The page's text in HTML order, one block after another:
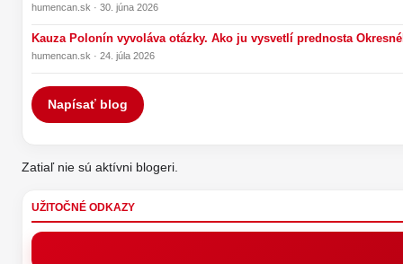
humencan.sk · 30. júna 2026
Kauza Polonín vyvoláva otázky. Ako ju vysvetlí prednosta
humencan.sk · 24. júla 2026
Napísať blog
Zatiaľ nie sú aktívni blogeri.
UŽITOČNÉ ODKAZY